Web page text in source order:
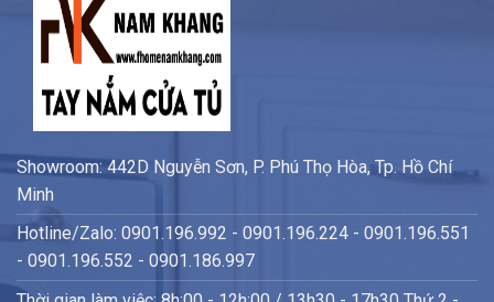
Showroom: 442D Nguyễn Sơn, P. Phú Thọ Hòa, Tp. Hồ Chí
Minh
Hotline/Zalo: 0901.196.992 - 0901.196.224 - 0901.196.551
- 0901.196.552 - 0901.186.997